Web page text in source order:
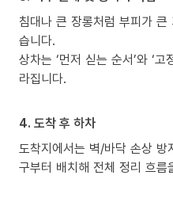
침대나 큰 장롱처럼 부피가
습니다.
상차는 ‘먼저 싣는 순서’와 ‘
라집니다.
4. 도착 후 하차
도착지에서는 벽/바닥 손상
구부터 배치해 전체 정리 흐름